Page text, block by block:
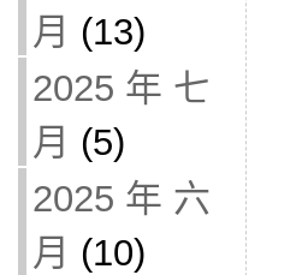
月 (13)
2025 年 七
月 (5)
2025 年 六
月 (10)